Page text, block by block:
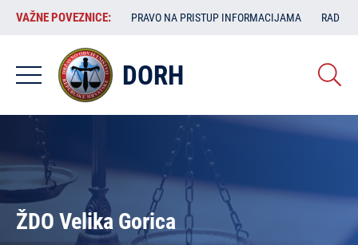
Skoči
sadržaj
VAŽNE
POVEZNICE:
VAŽNE POVEZNICE: PRAVO NA PRISTUP INFORMACIJAMA RAD
DORH
ŽDO Velika Gorica